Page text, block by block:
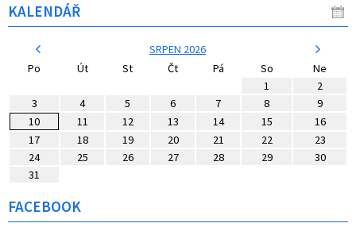
KALENDÁŘ
SRPEN 2026
Po
Út St Čt Pá So
Ne
1
2
3
4 5 6 7 8
9
10
11 12 13 14 15
16
17
18 19 20 21 22
23
24
25 26 27 28 29
30
31
FACEBOOK